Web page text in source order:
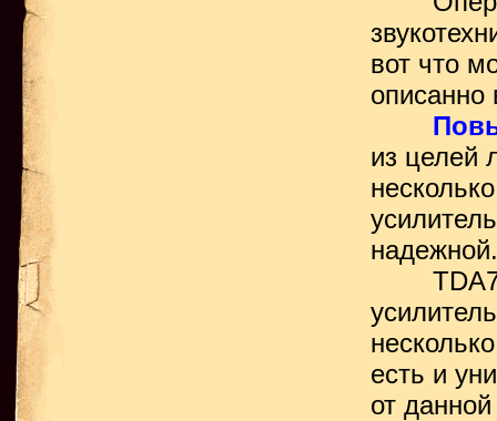
вот что
описанно
из целей
надежной.
есть и
от